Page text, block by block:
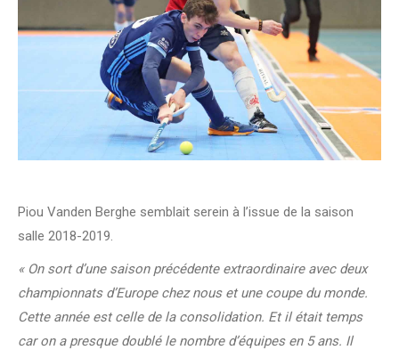
Piou Vanden Berghe semblait serein à l’issue de la saison
salle 2018-2019.
« On sort d’une saison précédente extraordinaire avec deux
championnats d’Europe chez nous et une coupe du monde.
Cette année est celle de la consolidation. Et il était temps
car on a presque doublé le nombre d’équipes en 5 ans. Il